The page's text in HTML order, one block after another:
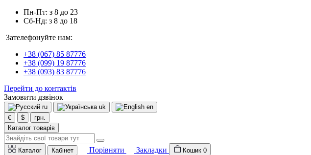
Пн-Пт: з 8 до 23
Сб-Нд: з 8 до 18
Зателефонуйте нам:
+38 (067) 85 87776
+38 (099) 19 87776
+38 (093) 83 87776
Перейти до контактів
Замовити дзвінок
ru uk
en
€
$
грн.
Каталог товарів
Каталог Кабінет Порівняти Закладки Кошик 0